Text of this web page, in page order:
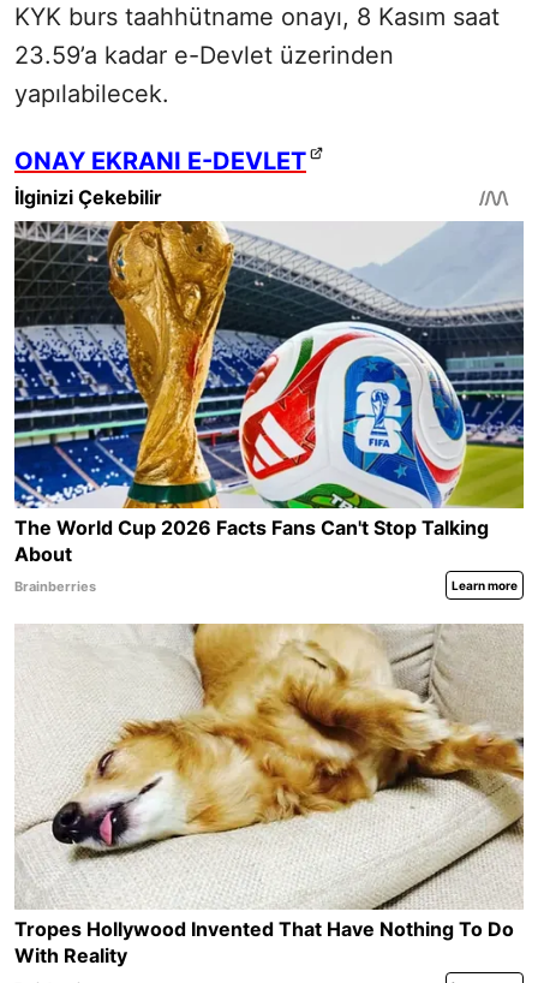
KYK burs taahhütname onayı, 8 Kasım saat
23.59’a kadar e-Devlet üzerinden
yapılabilecek.
ONAY EKRANI E-DEVLET